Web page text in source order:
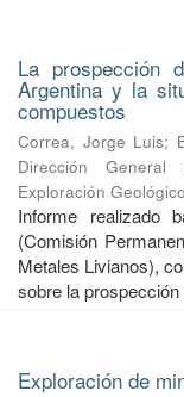
La
Argentina y la
compuestos
Correa, Jorge Luis;
Dirección
Exploración
Informe realizado
(Comisión
Metales Livianos),
sobre la
Exploración de